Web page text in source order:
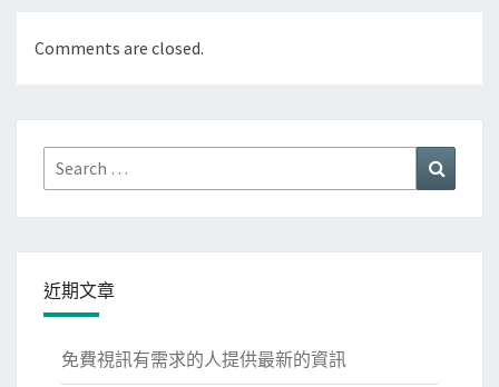
Comments are closed.
Search
for:
近期文章
免費視訊有需求的人提供最新的資訊